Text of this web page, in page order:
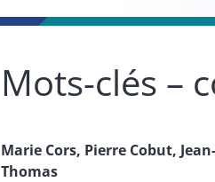
Mots-clés –
Marie Cors, Pierre Cobut,
Thomas